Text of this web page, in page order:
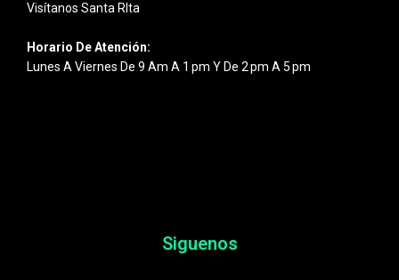
Visítanos Santa RIta
Horario De Atención:
Lunes A Viernes De 9 Am A 1 Pm Y De 2 Pm A 5 Pm
Siguenos